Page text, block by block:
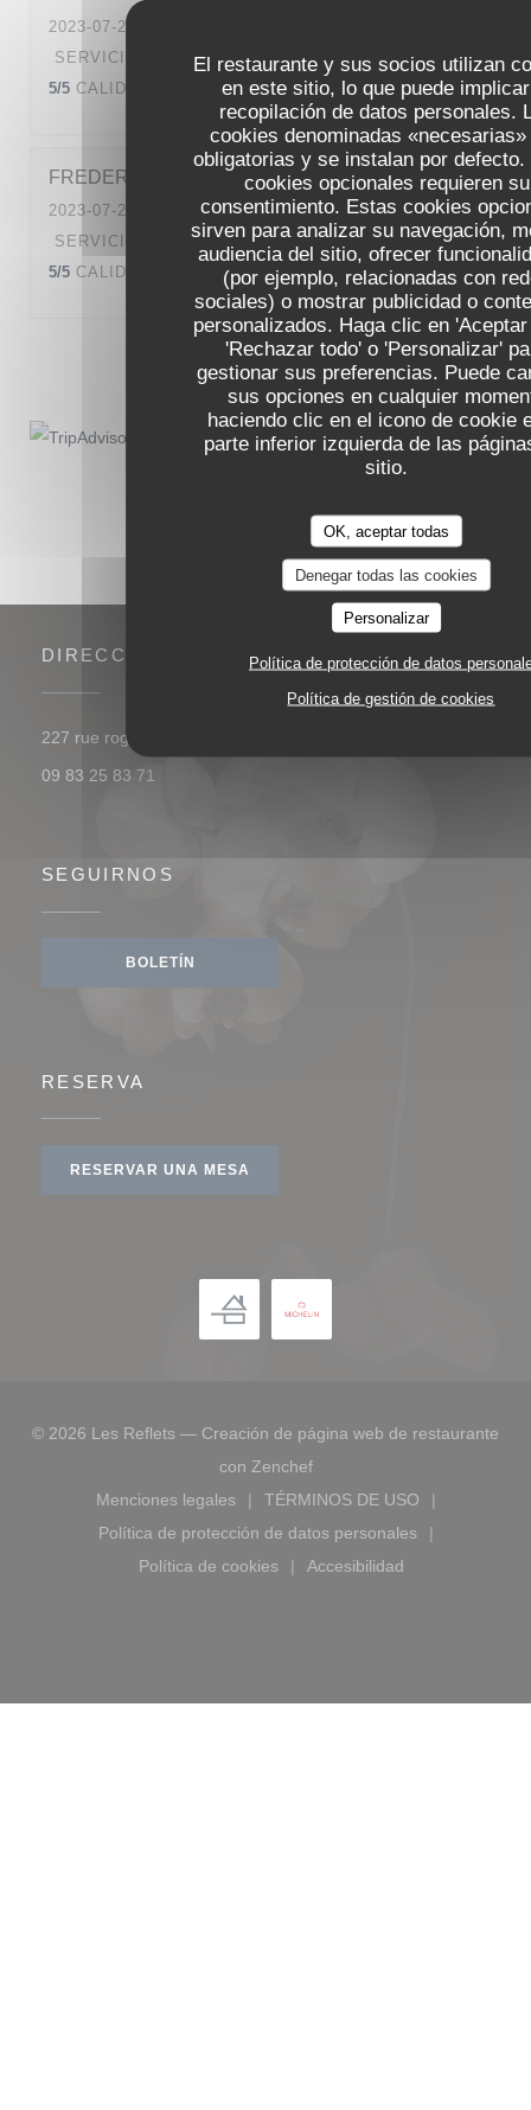
El restaurante y sus socios utilizan
en este sitio, lo que puede
recopilación de datos personales.
cookies denominadas «necesarias»
obligatorias y se instalan por defecto.
cookies opcionales requieren su
consentimiento. Estas cookies
sirven para analizar su navegación,
audiencia del sitio, ofrecer
(por ejemplo, relacionadas con
sociales) o mostrar publicidad o
personalizados. Haga clic en
'Rechazar todo' o 'Personalizar'
gestionar sus preferencias. Puede
sus opciones en cualquier
haciendo clic en el icono de cookie
parte inferior izquierda de las
sitio.
OK, aceptar todas
Denegar todas las cookies
Personalizar
Política de protección de datos
Política de gestión de cookies
2023-07-28
SERVICIO
AMBIENTE: 4/5 MENÚ:
5/5 CALIDAD / PRECIO: 5/5
FREDERIC
2023-07-21
- 19:45 - INVITADOS 2
SERVICIO
AMBIENTE: 5/5 MENÚ :
5/5 CALIDAD / PRECIO: 5 /5
2 3
DIRECCIÓN
227 rue roger salengro 85000 La Roche sur Yon
09 83 25 83 71
SEGUIRNOS
BOLETÍN
RESERVA
RESERVAR UNA MESA
© 2026 Les Reflets — Creación de página web de restaurante
con Zenchef((abre en una nueva
Menciones legales
((abre en una nueva ventana))
TÉRMINOS DE USO
((abre en una nueva
Política de protección de datos personales
((abre en una nueva ventana))
Política de cookies
((abre en una nueva ventana))
Accesibilidad